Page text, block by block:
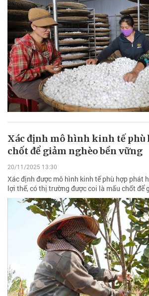
Xác định mô hình kinh tế phù
chốt để giảm nghèo bền vững
20/11/2025 13:30
Xác định được mô hình kinh tế phù hợp phát
lợi thế, có thị trường được coi là mấu chốt để